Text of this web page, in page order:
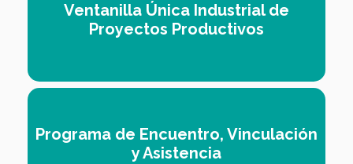
Ventanilla Única Industrial de
Proyectos Productivos
Programa de Encuentro, Vinculación
y Asistencia